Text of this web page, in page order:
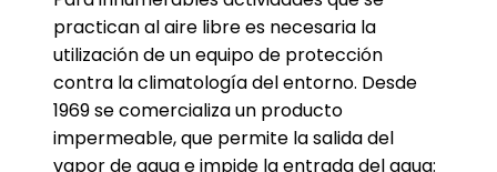
practican al aire libre es necesaria la
utilización de un equipo de protección
contra la climatología del entorno. Desde
1969 se comercializa un producto
impermeable, que permite la salida del
vapor de agua e impide la entrada del agua: